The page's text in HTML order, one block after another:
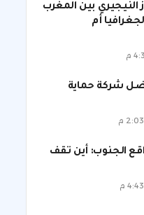
بين المغرب
أم
شركة حماية
الجنوب: أين تقف